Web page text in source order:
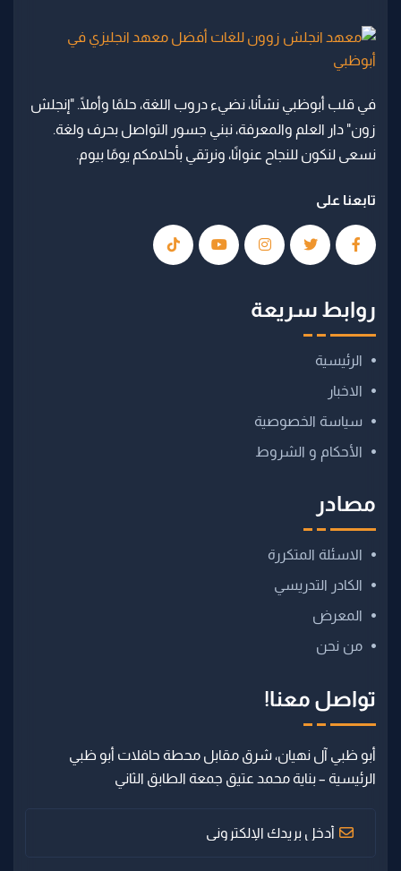
في قلب أبوظبي نشأنا، نضيء دروب اللغة، حلمًا وأملًا. "إنجلش
زون" دار العلم والمعرفة، نبني جسور التواصل بحرف ولغة.
نسعى لنكون للنجاح عنوانًا، ونرتقي بأحلامكم يومًا بيوم.
تابعنا على
روابط سريعة
الرئيسية
الاخبار
سياسة الخصوصية
الأحكام و الشروط
مصادر
الاسئلة المتكررة
الكادر التدريسي
المعرض
من نحن
تواصل معنا!
أبو ظبي آل نهيان، شرق مقابل محطة حافلات أبو ظبي
الرئيسية – بناية محمد عتيق جمعة الطابق الثاني